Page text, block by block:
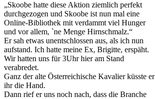
„Skoobe hatte diese Aktion ziemlich perfekt
durchgezogen und Skoobe ist nun mal eine
Online-Bibliothek mit verdammt viel Hunger
und vor allem, `ne Menge Hirnschmalz.“
Er sah etwas unentschlossen aus, als ich nun
aufstand. Ich hatte meine Ex, Brigitte, erspäht.
Wir hatten uns für 3Uhr hier am Stand
verabredet.
Ganz der alte Österreichische Kavalier küsste er
ihr die Hand.
Dann rief er uns noch nach, dass die Branche